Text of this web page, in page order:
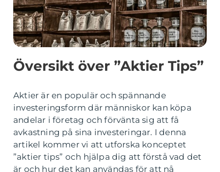
Översikt över ”Aktier Tips”
Aktier är en populär och spännande
investeringsform där människor kan köpa
andelar i företag och förvänta sig att få
avkastning på sina investeringar. I denna
artikel kommer vi att utforska konceptet
”aktier tips” och hjälpa dig att förstå vad det
är och hur det kan användas för att nå